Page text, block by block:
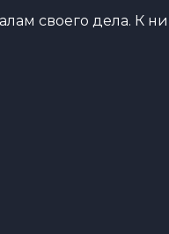
своего дела. К